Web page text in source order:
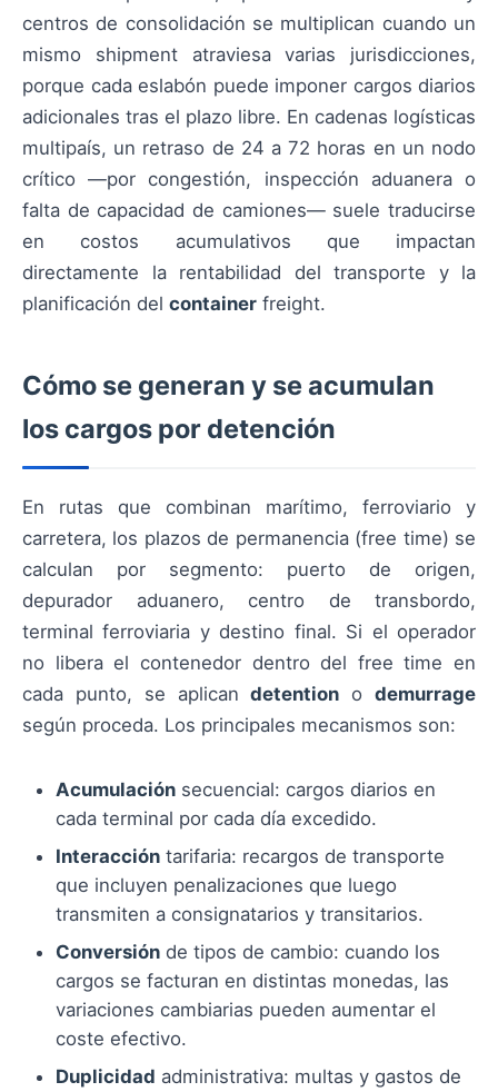
centros de consolidación se multiplican cuando un
mismo shipment atraviesa varias jurisdicciones,
porque cada eslabón puede imponer cargos diarios
adicionales tras el plazo libre. En cadenas logísticas
multipaís, un retraso de 24 a 72 horas en un nodo
crítico —por congestión, inspección aduanera o
falta de capacidad de camiones— suele traducirse
en costos acumulativos que impactan
directamente la rentabilidad del transporte y la
planificación del container freight.
Cómo se generan y se acumulan
los cargos por detención
En rutas que combinan marítimo, ferroviario y
carretera, los plazos de permanencia (free time) se
calculan por segmento: puerto de origen,
depurador aduanero, centro de transbordo,
terminal ferroviaria y destino final. Si el operador
no libera el contenedor dentro del free time en
cada punto, se aplicandetention odemurrage
según proceda. Los principales mecanismos son:
Acumulación secuencial: cargos diarios en
cada terminal por cada día excedido.
Interacción tarifaria: recargos de transporte
que incluyen penalizaciones que luego
transmiten a consignatarios y transitarios.
Conversión de tipos de cambio: cuando los
cargos se facturan en distintas monedas, las
variaciones cambiarias pueden aumentar el
coste efectivo.
Duplicidad administrativa: multas y gastos de